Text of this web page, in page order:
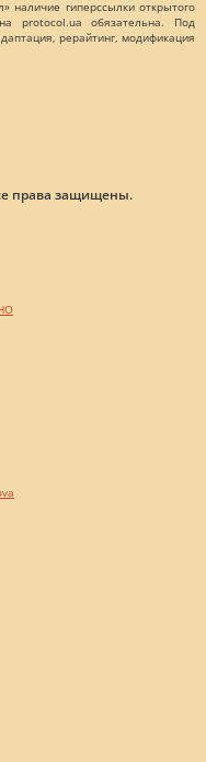
наличие гиперссылки открытого
protocol.ua обязательна. Под
рерайтинг, модификация
права защищены.